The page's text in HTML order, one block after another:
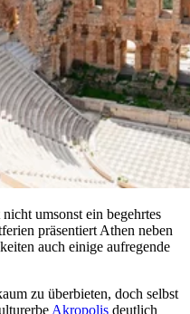
umsonst ein begehrtes
präsentiert Athen neben
auch einige aufregende
zu überbieten, doch selbst
Akropolis deutlich